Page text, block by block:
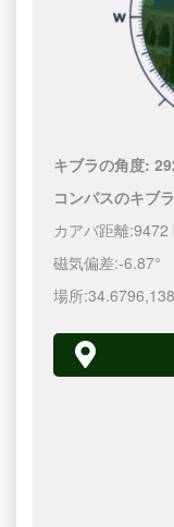
キブラの角度:
コンパスのキブ
カアバ距離:9472
磁気偏差:-6.87°
場所:34.6796,